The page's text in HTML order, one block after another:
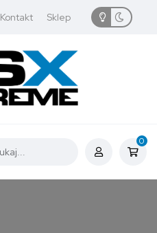
Kontakt Sklep
0